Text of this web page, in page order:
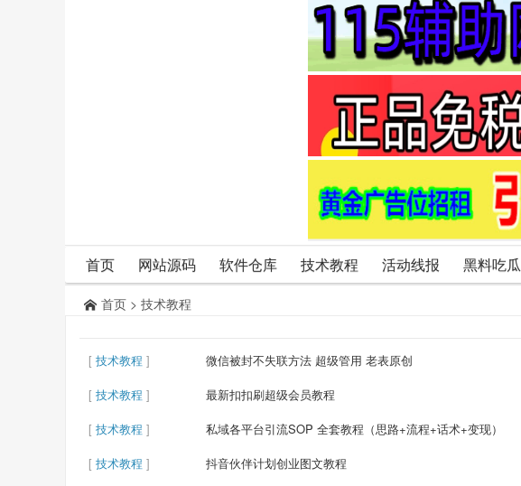
首页 网站源码 软件仓库 技术教程 活动线报 黑料吃瓜
首页 > 技术教程
[ 技术教程 ] 微信被封不失联方法 超级管用 老表原创
[ 技术教程 ] 最新扣扣刷超级会员教程
[ 技术教程 ] 私域各平台引流SOP 全套教程（思路+流程+话术+变现）
[ 技术教程 ] 抖音伙伴计划创业图文教程